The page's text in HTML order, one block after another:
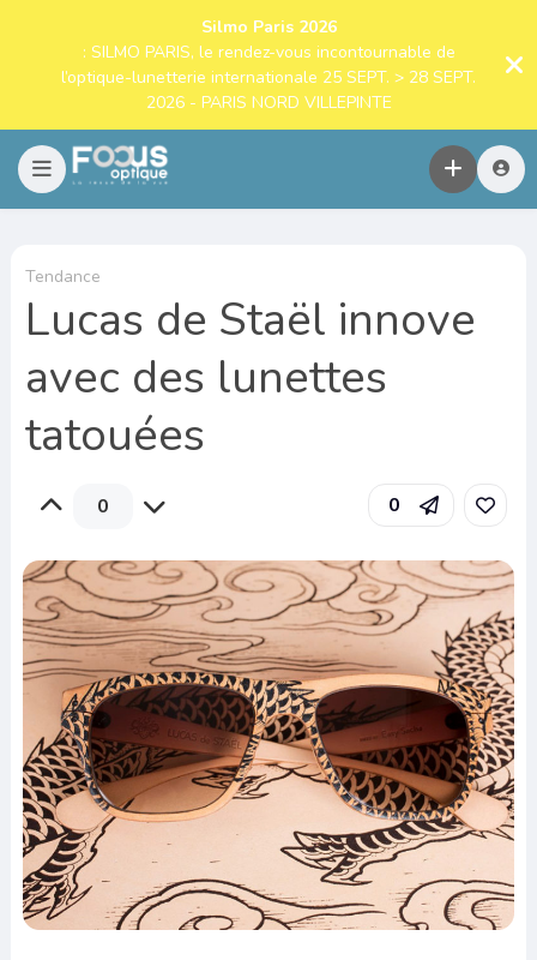
Silmo Paris 2026
: SILMO PARIS, le rendez-vous incontournable de
l’optique-lunetterie internationale 25 SEPT. > 28 SEPT.
2026 - PARIS NORD VILLEPINTE
Tendance
Lucas de Staël innove
avec des lunettes
tatouées
0 0